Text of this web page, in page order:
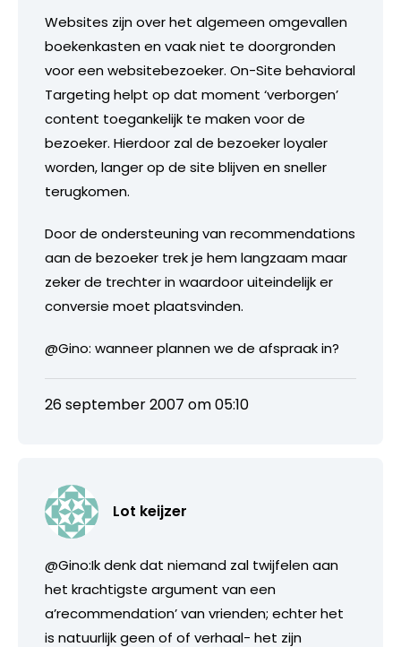
Websites zijn over het algemeen omgevallen
boekenkasten en vaak niet te doorgronden
voor een websitebezoeker. On-Site behavioral
Targeting helpt op dat moment ‘verborgen’
content toegankelijk te maken voor de
bezoeker. Hierdoor zal de bezoeker loyaler
worden, langer op de site blijven en sneller
terugkomen.
Door de ondersteuning van recommendations
aan de bezoeker trek je hem langzaam maar
zeker de trechter in waardoor uiteindelijk er
conversie moet plaatsvinden.
@Gino: wanneer plannen we de afspraak in?
26 september 2007 om 05:10
Lot keijzer
@Gino:Ik denk dat niemand zal twijfelen aan
het krachtigste argument van een
a’recommendation’ van vrienden; echter het
is natuurlijk geen of of verhaal- het zijn